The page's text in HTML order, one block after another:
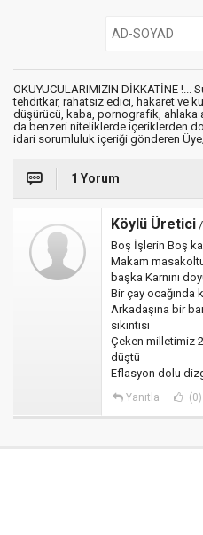
OKUYUCULARIMIZIN DİKKATİNE !...
tehditkar, rahatsız edici, hakaret ve
düşürücü, kaba, pornografik, ahlaka
da benzeri niteliklerde içeriklerden
idari sorumluluk içeriği gönderen
1 Yorum
Köylü Üretici
Boş İşlerin Boş
Makam
başka Karnını
Bir çay ocağında
Arkadaşına bir
sıkıntısı
Çeken milletimiz
düştü
Eflasyon dolu
Yanıtla (0)